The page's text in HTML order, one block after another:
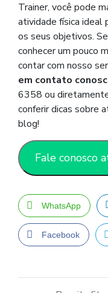
Trainer, você pode
atividade física ideal
os seus objetivos.
conhecer um pouco
contar com nosso
em contato
6358 ou
conferir dicas sobre
blog!
Fale conosco
WhatsApp
Facebook